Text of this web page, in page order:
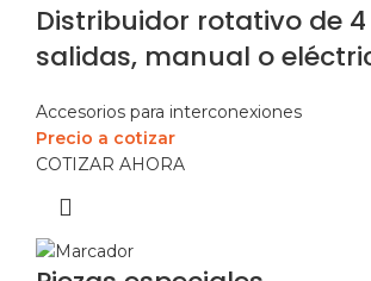
Distribuidor rotativo de 4
salidas, manual o
Accesorios para interconexiones
Precio a cotizar
COTIZAR AHORA